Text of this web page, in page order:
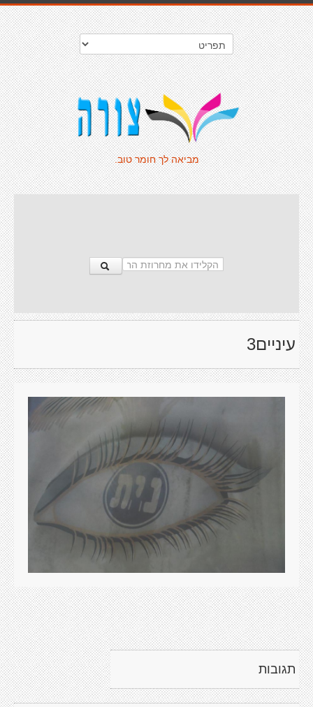
מביאה לך חומר טוב.
עיניים3
תגובות